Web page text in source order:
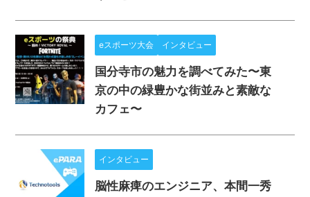
eスポーツ大会 インタビュー
国分寺市の魅力を調べてみた〜東
京の中の緑豊かな街並みと素敵な
カフェ〜
インタビュー
脳性麻痺のエンジニア、本間一秀